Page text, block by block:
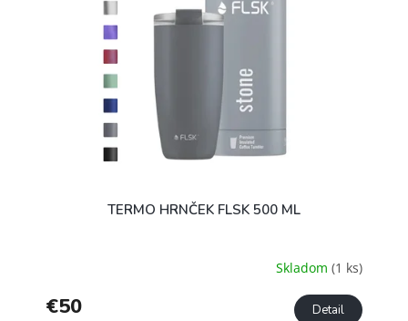
TERMO HRNČEK FLSK 500 ML
Skladom (1 ks)
€50 Detail